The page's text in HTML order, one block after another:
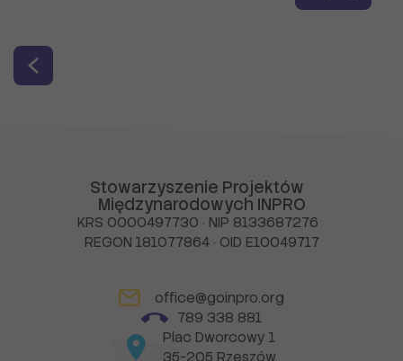
Stowarzyszenie Projektów
Międzynarodowych INPRO
KRS 0000497730 · NIP 8133687276
REGON 181077864 · OID E10049717
office@goinpro.org
789 338 881
Plac Dworcowy 1
35-205 Rzeszów